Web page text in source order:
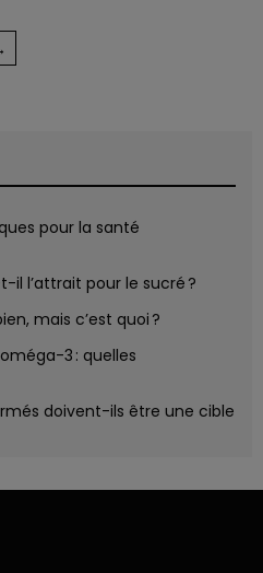
pour la santé
l’attrait pour le sucré ?
mais c’est quoi ?
3 : quelles
doivent-ils être une cible